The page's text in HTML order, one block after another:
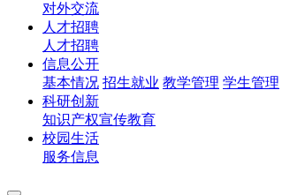
对外交流
人才招聘
人才招聘
信息公开
基本情况 招生就业 教学管理 学生管理
科研创新
知识产权宣传教育
校园生活
服务信息